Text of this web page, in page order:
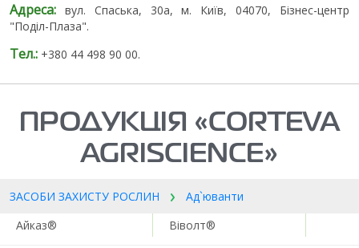
Адреса: вул. Спаська, 30а, м. Київ, 04070, Бізнес-центр
"Поділ-Плаза".
Тел.: +380 44 498 90 00.
ПРОДУКЦІЯ «CORTEVA
AGRISCIENCE»
ЗАСОБИ ЗАХИСТУ РОСЛИН
Ад`юванти
Айказ®
Віволт®